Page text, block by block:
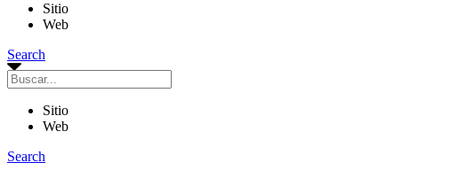
Sitio
Web
Search
Sitio
Web
Search